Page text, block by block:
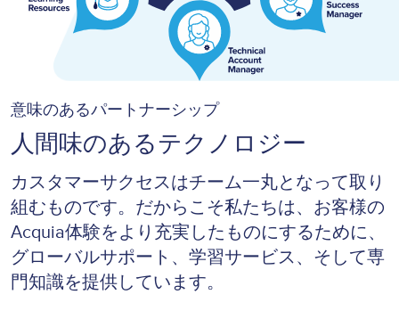
意味のあるパートナーシップ
人間味のあるテクノロジー
カスタマーサクセスはチーム一丸となって取り
組むものです。だからこそ私たちは、お客様の
Acquia体験をより充実したものにするために、
グローバルサポート、学習サービス、そして専
門知識を提供しています。